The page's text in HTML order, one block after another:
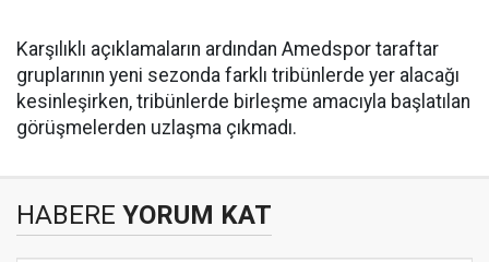
Karşılıklı açıklamaların ardından Amedspor taraftar
gruplarının yeni sezonda farklı tribünlerde yer alacağı
kesinleşirken, tribünlerde birleşme amacıyla başlatılan
görüşmelerden uzlaşma çıkmadı.
HABERE YORUM KAT